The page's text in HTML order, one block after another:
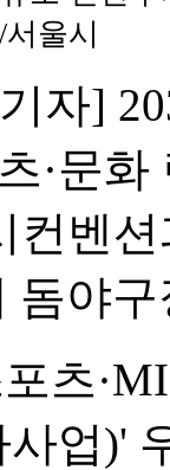
울시
자]
·문
컨벤
돔야
츠
업)'